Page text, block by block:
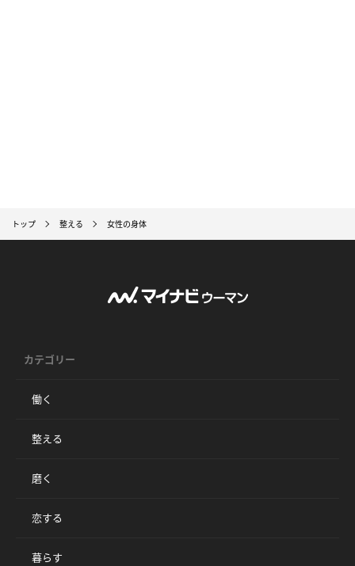
トップ 整える 女性の身体
カテゴリー
働く
整える
磨く
恋する
暮らす